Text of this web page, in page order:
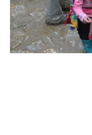
Equateur
Colombie
Etats-Unis